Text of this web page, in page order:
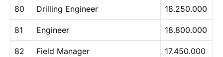
80 Drilling Engineer 18.250.000
81 Engineer 18.800.000
82 Field Manager 17.450.000